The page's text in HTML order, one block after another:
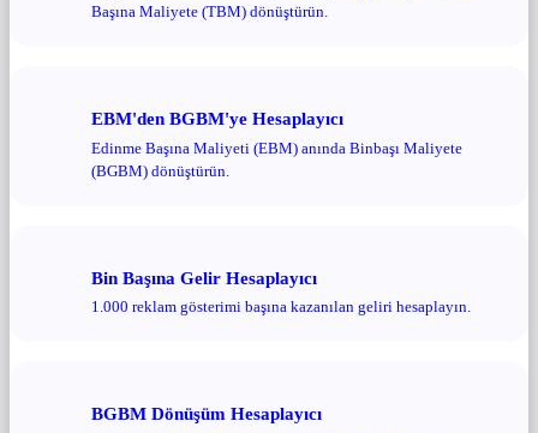
Başına Maliyete (TBM) dönüştürün.
EBM'den BGBM'ye Hesaplayıcı
Edinme Başına Maliyeti (EBM) anında Binbaşı Maliyete
(BGBM) dönüştürün.
Bin Başına Gelir Hesaplayıcı
1.000 reklam gösterimi başına kazanılan geliri hesaplayın.
BGBM Dönüşüm Hesaplayıcı